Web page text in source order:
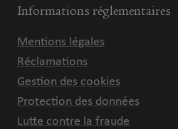
Informations réglementaires
Mentions légales
Réclamations
Gestion des cookies
Protection des données
Lutte contre la fraude